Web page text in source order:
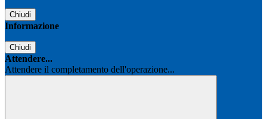
Chiudi
Informazione
Chiudi
Attendere...
Attendere il completamento dell'operazione...